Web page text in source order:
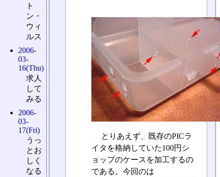
とりあえず、既存のPICラ
イタを格納していた100円シ
ョップのケースを加工するの
である。今回のは
ト
ン・
ウィ
ルス
2006-
03-
16(Thu)
求人
して
みる
2006-
03-
17(Fri)
うっ
とお
しく
なる